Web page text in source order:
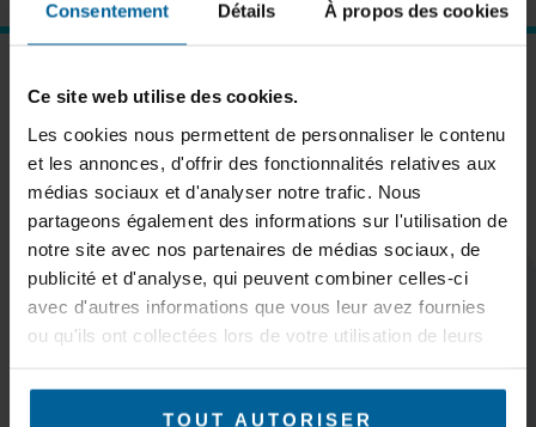
Consentement Détails À propos des cookies
Ce site web utilise des cookies.
Les cookies nous permettent de personnaliser le contenu
et les annonces, d'offrir des fonctionnalités relatives aux
médias sociaux et d'analyser notre trafic. Nous
partageons également des informations sur l'utilisation de
notre site avec nos partenaires de médias sociaux, de
publicité et d'analyse, qui peuvent combiner celles-ci
avec d'autres informations que vous leur avez fournies
ou qu'ils ont collectées lors de votre utilisation de leurs
TOUT AUTORISER
Subscribe
KEEP IN TOUCH